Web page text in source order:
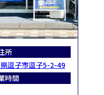
所
逗子市逗子5-2-49
時間